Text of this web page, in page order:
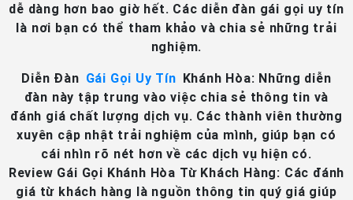
dễ dàng hơn bao giờ hết. Các diễn đàn gái gọi uy tín
là nơi bạn có thể tham khảo và chia sẻ những trải
nghiệm.
Diễn Đàn Gái Gọi Uy Tín Khánh Hòa: Những diễn
đàn này tập trung vào việc chia sẻ thông tin và
đánh giá chất lượng dịch vụ. Các thành viên thường
xuyên cập nhật trải nghiệm của mình, giúp bạn có
cái nhìn rõ nét hơn về các dịch vụ hiện có.
Review Gái Gọi Khánh Hòa Từ Khách Hàng: Các đánh
giá từ khách hàng là nguồn thông tin quý giá giúp